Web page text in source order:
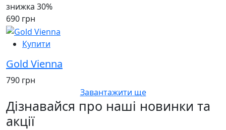
знижка 30%
690 грн
Купити
Gold Vienna
790 грн
Завантажити ще
Дізнавайся про наші новинки та
акції